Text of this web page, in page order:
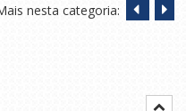
nesta categoria: